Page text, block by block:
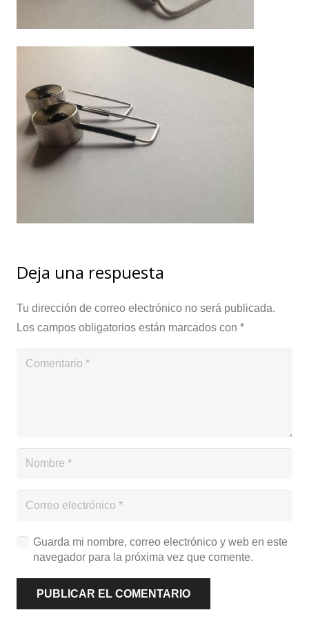
Deja una respuesta
Tu dirección de correo electrónico no será publicada.
Los campos obligatorios están marcados con *
Guarda mi nombre, correo electrónico y web en este
navegador para la próxima vez que comente.
PUBLICAR EL COMENTARIO